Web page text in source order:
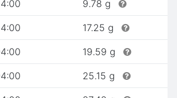
9.78 g
17.25 g
19.59 g
25.15 g